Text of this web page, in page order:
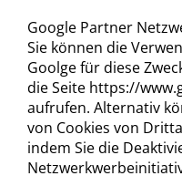
Google Partner
Sie können die
Goolge für diese
die Seite https://
aufrufen. Alternativ
von Cookies von
indem Sie die